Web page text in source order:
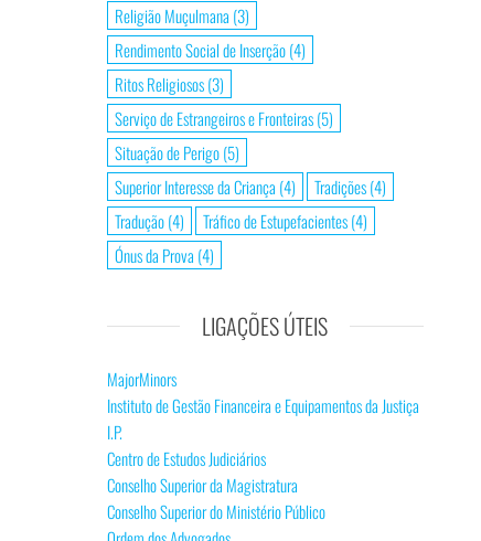
Religião Muçulmana (3)
Rendimento Social de Inserção(4)
Ritos Religiosos(3)
Serviço de Estrangeiros e Fronteiras(5)
Situação de Perigo(5)
Superior Interesse da Criança (4) Tradições(4)
Tradução(4) Tráfico de Estupefacientes(4)
Ónus da Prova (4)
LIGAÇÕES ÚTEIS
MajorMinors
Instituto de Gestão Financeira e Equipamentos da Justiça
I.P.
Centro de Estudos Judiciários
Conselho Superior da Magistratura
Conselho Superior do Ministério Público